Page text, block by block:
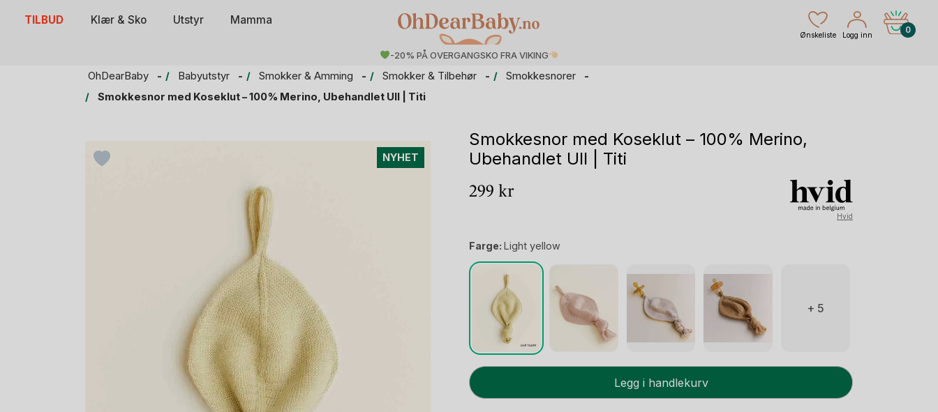
TILBUD Klær & Sko Utstyr Mamma
Ønskeliste Logg inn
0
-20% PÅ OVERGANGSKO FRA VIKING
OhDearBaby Babyutstyr Smokker & Amming Smokker & Tilbehør
Smokkesnorer
Smokkesnor med Koseklut – 100% Merino, Ubehandlet Ull | Titi
NYHET
Smokkesnor med Koseklut – 100% Merino,
Ubehandlet Ull | Titi
299 kr
Hvid
Farge: Light yellow
+ 5
Smokkesnor
med
Legg i handlekurv